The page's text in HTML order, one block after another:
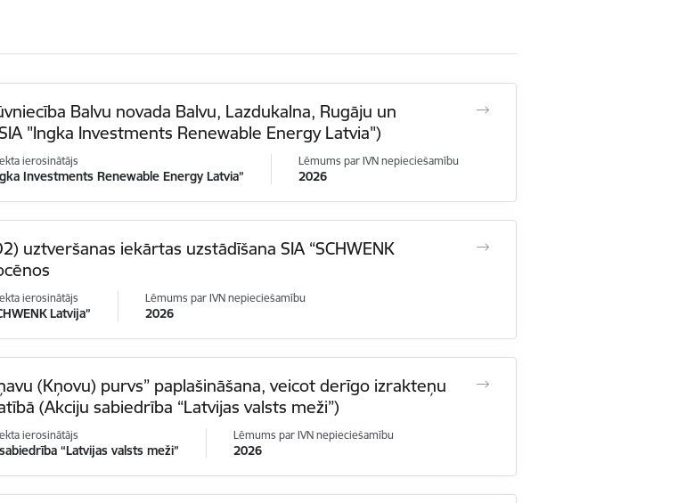
Balvu novada Balvu, Lazdukalna, Rugāju un
"Ingka Investments Renewable Energy Latvia")
ierosinātājs
Investments Renewable Energy Latvia”
Lēmums par IVN nepieciešamību
2026
uztveršanas iekārtas uzstādīšana SIA “SCHWENK
ierosinātājs
Latvija”
Lēmums par IVN nepieciešamību
2026
(Kņovu) purvs” paplašināšana, veicot derīgo izrakteņu
(Akciju sabiedrība “Latvijas valsts meži”)
ierosinātājs
“Latvijas valsts meži”
Lēmums par IVN nepieciešamību
2026